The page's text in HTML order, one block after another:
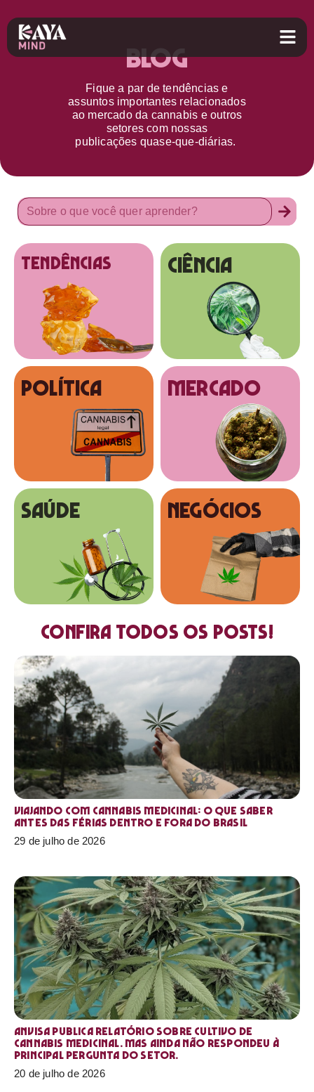
Blog
Fique a par detendências e
assuntos importantes relacionados
ao mercado da cannabis e outros
setorescom nossas
publicações quase-que-diárias.
tendências Ciência
Política MERCADO
SAÚDE NEGÓCIOS
Confira todos os posts!
Viajando com cannabis medicinal: o que saber
antes das férias dentro e fora do Brasil
29 de julho de 2026
Anvisa publica relatório sobre cultivo de
Cannabis medicinal. Mas ainda não respondeu à
principal pergunta do setor.
20 de julho de 2026